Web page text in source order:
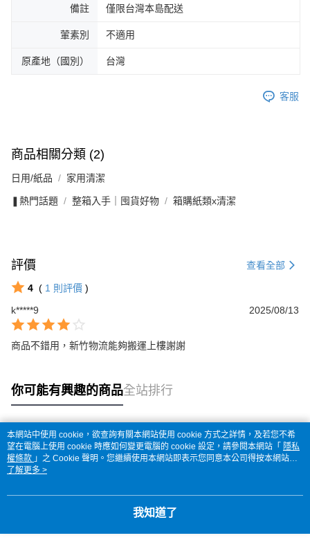
備註 僅限台灣本島配送
葷素別 不適用
原產地（國別） 台灣
客服
商品相關分類 (2)
日用/紙品 家用清潔
❚熱門話題 整箱入手｜囤貨好物 箱購紙類x清潔
評價 查看全部
4 ( 1 則評價 )
k*****9
2025/08/13
商品不錯用，新竹物流能夠搬運上樓謝謝
你可能有興趣的商品全站排行
熱門標籤
本網站中使用 cookie，欲查詢有關本網站使用 cookie 方式之詳情，及若您不希
望在電腦上使用 cookie 時應如何變更電腦的 cookie 設定，請參閱本網站「 隱私
權條款 」之 Cookie 聲明。您繼續使用本網站即表示您同意本公司得按本網站使
用條款之 Cookie 聲明使用 cookie。
了解更多 >
我知道了